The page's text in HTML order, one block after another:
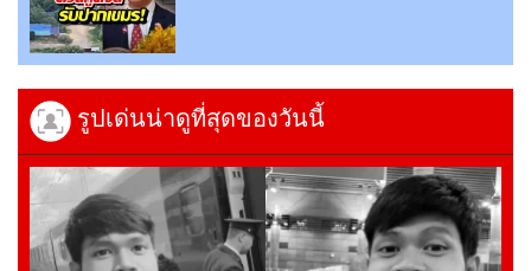
รูปเด่นน่าดูที่สุดของวันนี้